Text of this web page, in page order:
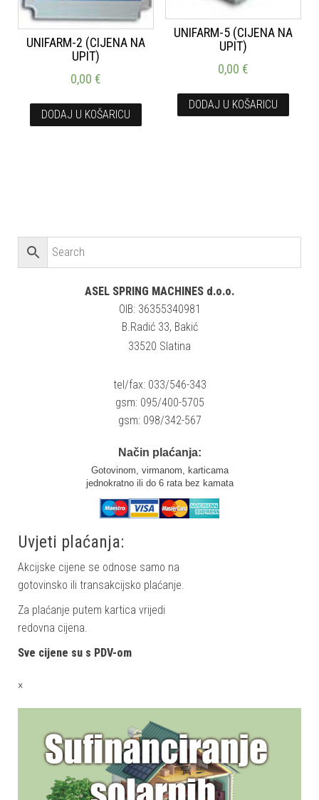
UNIFARM-2 (CIJENA NA
UPIT)
0,00€
DODAJ U KOŠARICU
UNIFARM-5 (CIJENA NA
UPIT)
0,00 €
DODAJ U KOŠARICU
ASEL SPRING MACHINES d.o.o.
OIB: 36355340981
B.Radić 33, Bakić
33520 Slatina
tel/fax: 033/546-343
gsm: 095/400-5705
gsm: 098/342-567
Način plaćanja:
Gotovinom, virmanom, karticama
jednokratno ili do 6 rata bez kamata
Uvjeti plaćanja:
Akcijske cijene se odnose samo na
gotovinsko ili transakcijsko plaćanje.
Za plaćanje putem kartica vrijedi
redovna cijena.
Sve cijene su s PDV-om
×